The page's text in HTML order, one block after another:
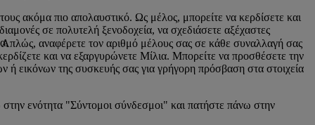
ακόμα πιο απολαυστικό. Ως μέλος, μπορείτε να κερδίσετε και
σε πολυτελή ξενοδοχεία, να σχεδιάσετε αξέχαστες
αναφέρετε τον αριθμό μέλους σας σε κάθε συναλλαγή σας
και να εξαργυρώνετε Μίλια. Μπορείτε να προσθέσετε την
εικόνων της συσκευής σας για γρήγορη πρόσβαση στα στοιχεία
ενότητα "Σύντομοι σύνδεσμοι" και πατήστε πάνω στην